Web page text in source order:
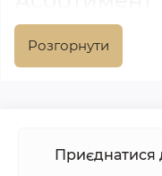
препаратів
контролює
нормальний
Розгорнути
Приєднатися